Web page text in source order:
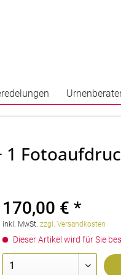
1
170,00 € *
inkl. MwSt.zzgl. Versandkosten
Dieser Artikel wird für Sie